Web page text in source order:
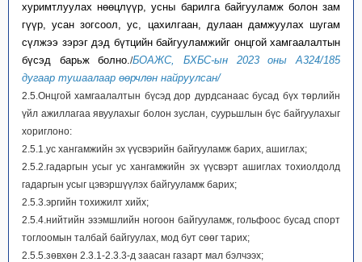
хуримтлуулах нөөцлүүр, усны барилга байгууламж болон зам
гүүр, усан зогсоол, ус, цахилгаан, дулаан дамжуулах шугам
сүлжээ зэрэг дэд бүтцийн байгууламжийг онцгой хамгаалалтын
бүсэд барьж болно./БОАЖС, БХБС-ын 2023 оны А324/185
дугаар тушаалаар өөрчлөн найруулсан/
2.5.Онцгой хамгаалалтын бүсэд дор дурдсанаас бусад бүх төрлийн
үйл ажиллагаа явуулахыг болон зуслан, суурьшлын бүс байгуулахыг
хориглоно:
2.5.1.ус хангамжийн эх үүсвэрийн байгууламж барих, ашиглах;
2.5.2.гадаргын усыг ус хангамжийн эх үүсвэрт ашиглах тохиолдолд
гадаргын усыг цэвэршүүлэх байгууламж барих;
2.5.3.эргийн тохижилт хийх;
2.5.4.нийтийн эзэмшлийн ногоон байгууламж, гольфоос бусад спорт
тоглоомын талбай байгуулах, мод бут сөөг тарих;
2.5.5.зөвхөн 2.3.1-2.3.3-д заасан газарт мал бэлчээх;